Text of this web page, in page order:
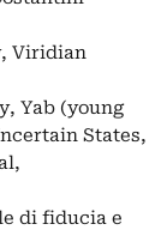
Viridian
Yab (young
States,
di fiducia e